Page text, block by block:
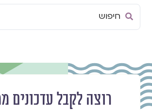
Search
רוצה לקבל עדכונים